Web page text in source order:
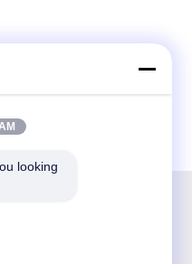
looking